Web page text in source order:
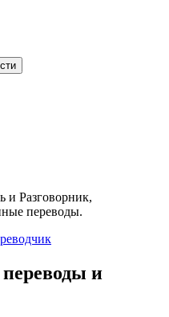
и Разговорник,
переводы.
и